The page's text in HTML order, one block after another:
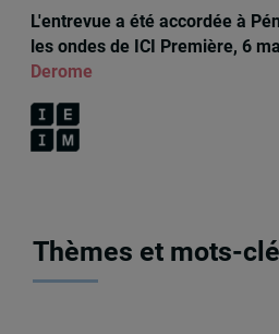
L'entrevue a été accordée à
les ondes de ICI Première, 6
Derome
Thèmes et mots-